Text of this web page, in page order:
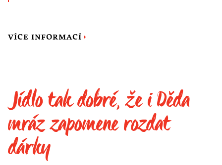
VÍCE INFORMACÍ
Jídlo tak dobré, že i Děda
mráz zapomene rozdat
dárky